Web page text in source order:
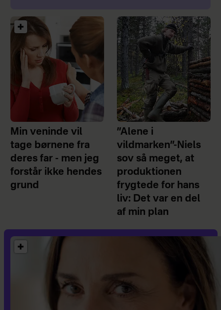
Min veninde vil
tage børnene fra
deres far - men jeg
forstår ikke hendes
grund
”Alene i
vildmarken”-Niels
sov så meget, at
produktionen
frygtede for hans
liv: Det var en del
af min plan